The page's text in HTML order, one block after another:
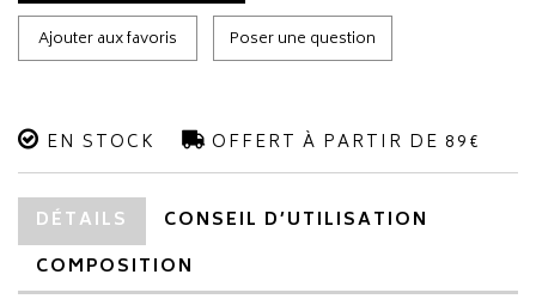
Ajouter aux favoris Poser une question
EN STOCK OFFERT À PARTIR DE 89€
DÉTAILS
CONSEIL D’UTILISATION
COMPOSITION